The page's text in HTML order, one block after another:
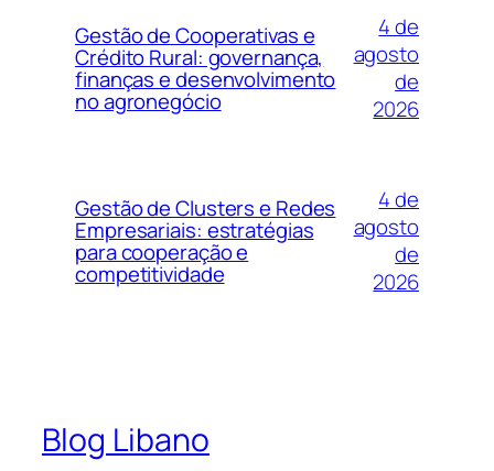
Gestão de Cooperativas e
Crédito Rural: governança,
finanças e desenvolvimento
no agronegócio
4 de
agosto
de
2026
Gestão de Clusters e Redes
Empresariais: estratégias
para cooperação e
competitividade
4 de
agosto
de
2026
Blog Libano